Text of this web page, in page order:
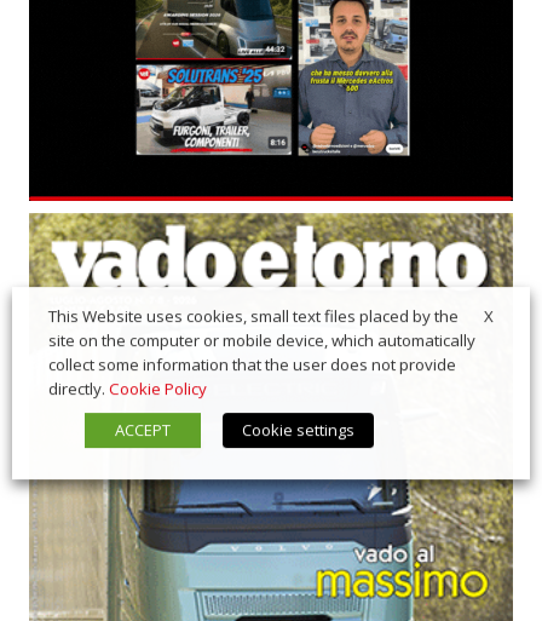
X
This Website uses cookies, small text files placed by the
site on the computer or mobile device, which automatically
collect some information that the user does not provide
directly. Cookie Policy
ACCEPT
Cookie settings